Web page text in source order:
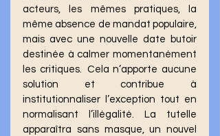
acteurs, les mêmes pratiques, la
même absence de mandat populaire,
mais avec une nouvelle date butoir
destinée à calmer momentanément
les critiques.  Cela n’apporte aucune
solution et contribue à
institutionnaliser l’exception tout en
normalisant l’illégalité. La tutelle
apparaîtra sans masque, un nouvel